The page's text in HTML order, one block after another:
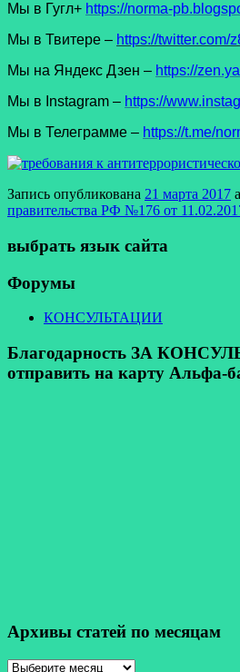
Мы в Гугл+ https://norma-
Мы в Твитере – https://twitter.com/
Мы на Яндекс Дзен – https://
Мы в Instagram – https://
Мы в Телеграмме – https://t.me/
Запись опубликована 21 марта 2017
правительства РФ №176 от
выбрать язык сайта
Форумы
КОНСУЛЬТАЦИИ
Благодарность ЗА
отправить на карту Альфа-
Архивы статей по месяцам
Архивы